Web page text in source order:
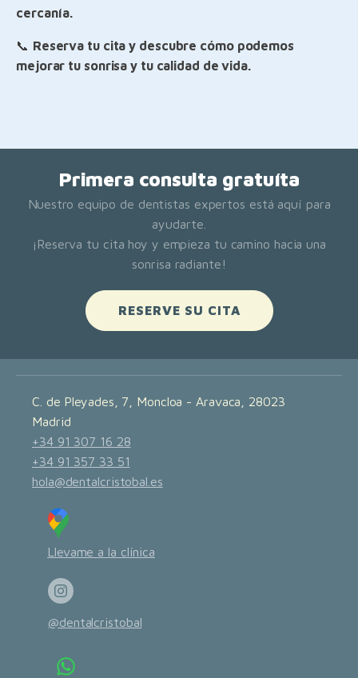
cercanía.
📞 Reserva tu cita y descubre cómo podemos
mejorar tu sonrisa y tu calidad de vida.
Primera consulta gratuíta
Nuestro equipo de dentistas expertos está aquí para
ayudarte.
¡Reserva tu cita hoy y empieza tu camino hacia una
sonrisa radiante!
RESERVE SU CITA
C. de Pleyades, 7, Moncloa - Aravaca, 28023
Madrid
+34 91 307 16 28
+34 91 357 33 51
hola@dentalcristobal.es
Llevame a la clínica
@dentalcristobal